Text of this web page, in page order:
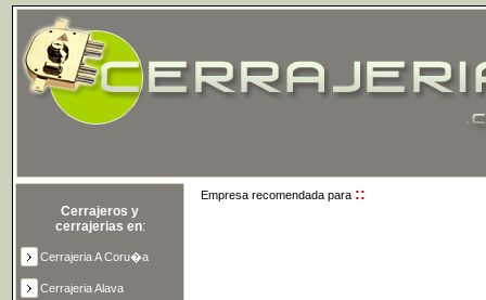
Cerrajeros y
cerrajerias en:
Cerrajeria A Coru�a
Cerrajeria Alava
Empresa recomendada para ::